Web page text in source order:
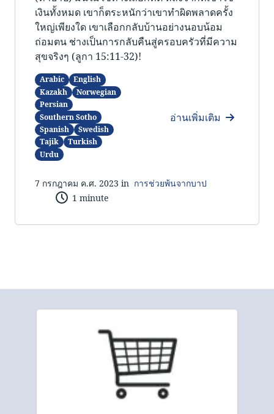
เงินทั้งหมด เขาก็ตระหนักว่าเขาทำผิดพลาดครั้ง
ใหญ่เพียงใด เขาเลือกกลับบ้านอย่างนอบน้อม
ถ่อมตน ช่างเป็นการกลับคืนสู่ครอบครัวที่มีความ
สุขจริงๆ (ลูกา 15:11-32)!
Arabic
English
Kazakh
Norwegian
Persian
Southern Sotho
Spanish
Swedish
Tajik
Turkish
Urdu
อ่านเพิ่มเติม
7 กรกฎาคม ค.ศ. 2023 in การช่วยพ้นจากบาป
1 minute